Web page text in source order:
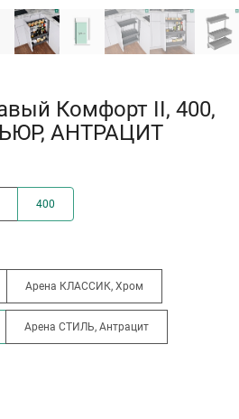
Комфорт II, 400,
АНТРАЦИТ
400
Арена КЛАССИК, Хром
Арена СТИЛЬ, Антрацит